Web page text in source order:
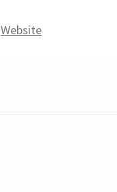
Website